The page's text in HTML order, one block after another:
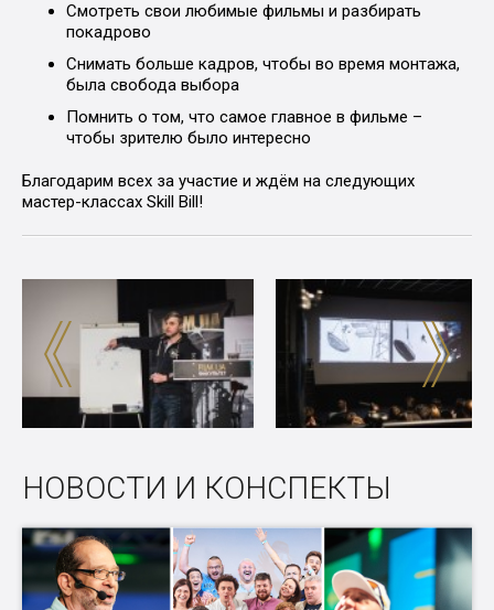
Смотреть свои любимые фильмы и разбирать
покадрово
Снимать больше кадров, чтобы во время монтажа,
была свобода выбора
Помнить о том, что самое главное в фильме –
чтобы зрителю было интересно
Благодарим всех за участие и ждём на следующих
мастер-классах Skill Bill!
НОВОСТИ И КОНСПЕКТЫ